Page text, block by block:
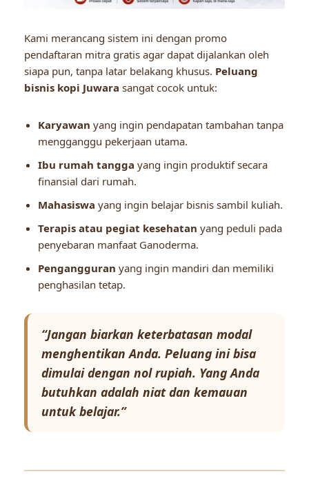
Kami merancang sistem ini dengan promo
pendaftaran mitra gratis agar dapat dijalankan oleh
siapa pun, tanpa latar belakang khusus. Peluang
bisnis kopi Juwara sangat cocok untuk:
Karyawan yang ingin pendapatan tambahan tanpa
mengganggu pekerjaan utama.
Ibu rumah tangga yang ingin produktif secara
finansial dari rumah.
Mahasiswa yang ingin belajar bisnis sambil kuliah.
Terapis atau pegiat kesehatan yang peduli pada
penyebaran manfaat Ganoderma.
Pengangguran yang ingin mandiri dan memiliki
penghasilan tetap.
“Jangan biarkan keterbatasan modal
menghentikan Anda. Peluang ini bisa
dimulai dengan nol rupiah. Yang Anda
butuhkan adalah niat dan kemauan
untuk belajar.”